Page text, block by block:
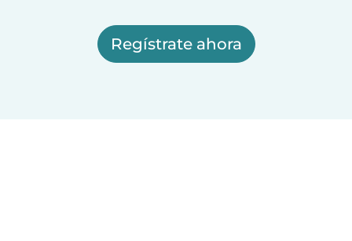
Regístrate ahora